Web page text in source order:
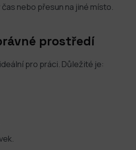
nebo přesun na jiné místo.
prostředí
pro práci. Důležité je: